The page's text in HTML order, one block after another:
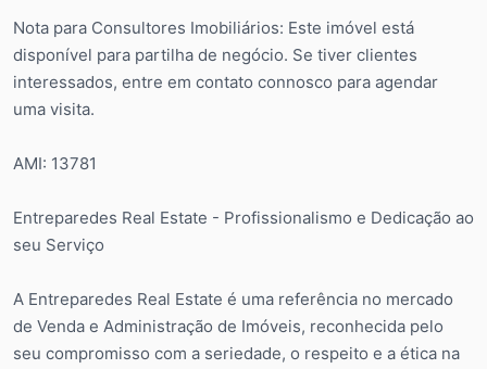
Nota para Consultores Imobiliários: Este imóvel está
disponível para partilha de negócio. Se tiver clientes
interessados, entre em contato connosco para agendar
uma visita.
AMI: 13781
Entreparedes Real Estate - Profissionalismo e Dedicação ao
seu Serviço
A Entreparedes Real Estate é uma referência no mercado
de Venda e Administração de Imóveis, reconhecida pelo
seu compromisso com a seriedade, o respeito e a ética na